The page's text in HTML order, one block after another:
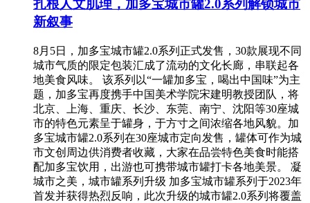
扎根人文肌理，加多宝城市罐2.0系列解锁城市
新叙事
8月5日，加多宝城市罐2.0系列正式发售，30款展现不同
城市气质的限定包装汇成了流动的文化长廊，串联起各
地美食风味。 该系列以“一罐加多宝，喝出中国味”为主
题，加多宝再度携手中国美术学院宋建明教授团队，将
北京、上海、重庆、长沙、东莞、南宁、沈阳等30座城
市的特色元素呈于罐身，于方寸之间浓缩各地风貌。加
多宝城市罐2.0系列在30座城市定向发售，罐体可作为城
市文创周边供消费者收藏，大家在品尝特色美食时能搭
配加多宝饮用，出游也可携带城市罐打卡各地美景。 凝
城市之美，城市罐系列升级 加多宝城市罐系列于2023年
首发并获得热烈反响，此次升级的城市罐2.0系列将覆盖